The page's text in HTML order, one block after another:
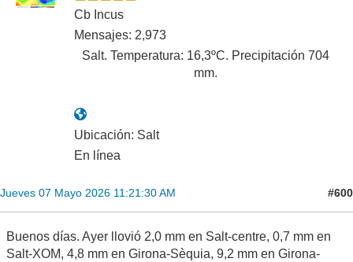
Cb Incus
Mensajes: 2,973
Salt. Temperatura: 16,3ºC. Precipitación 704
mm.
Ubicación: Salt
En línea
Jueves 07 Mayo 2026 11:21:30 AM #600
Buenos días. Ayer llovió 2,0 mm en Salt-centre, 0,7 mm en
Salt-XOM, 4,8 mm en Girona-Sèquia, 9,2 mm en Girona-